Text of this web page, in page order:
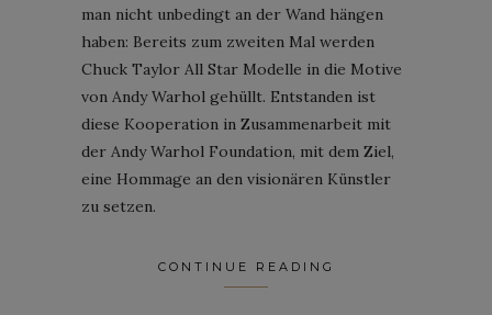
man nicht unbedingt an der Wand hängen
haben: Bereits zum zweiten Mal werden
Chuck Taylor All Star Modelle in die Motive
von Andy Warhol gehüllt. Entstanden ist
diese Kooperation in Zusammenarbeit mit
der Andy Warhol Foundation, mit dem Ziel,
eine Hommage an den visionären Künstler
zu setzen.
CONTINUE READING